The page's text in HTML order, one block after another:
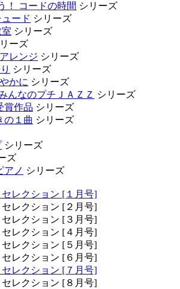
！ コードの時間 シリーズ
ード シリーズ
シリーズ
ーズ
レンジ シリーズ
シリーズ
かに シリーズ
んなのプチＪＡＺＺ シリーズ
賞作品 シリーズ
の１曲 シリーズ
シリーズ
ズ
アノ シリーズ
レクション [１月号]
レクション [２月号]
レクション [３月号]
レクション [４月号]
レクション [５月号]
レクション [６月号]
レクション [７月号]
レクション [８月号]